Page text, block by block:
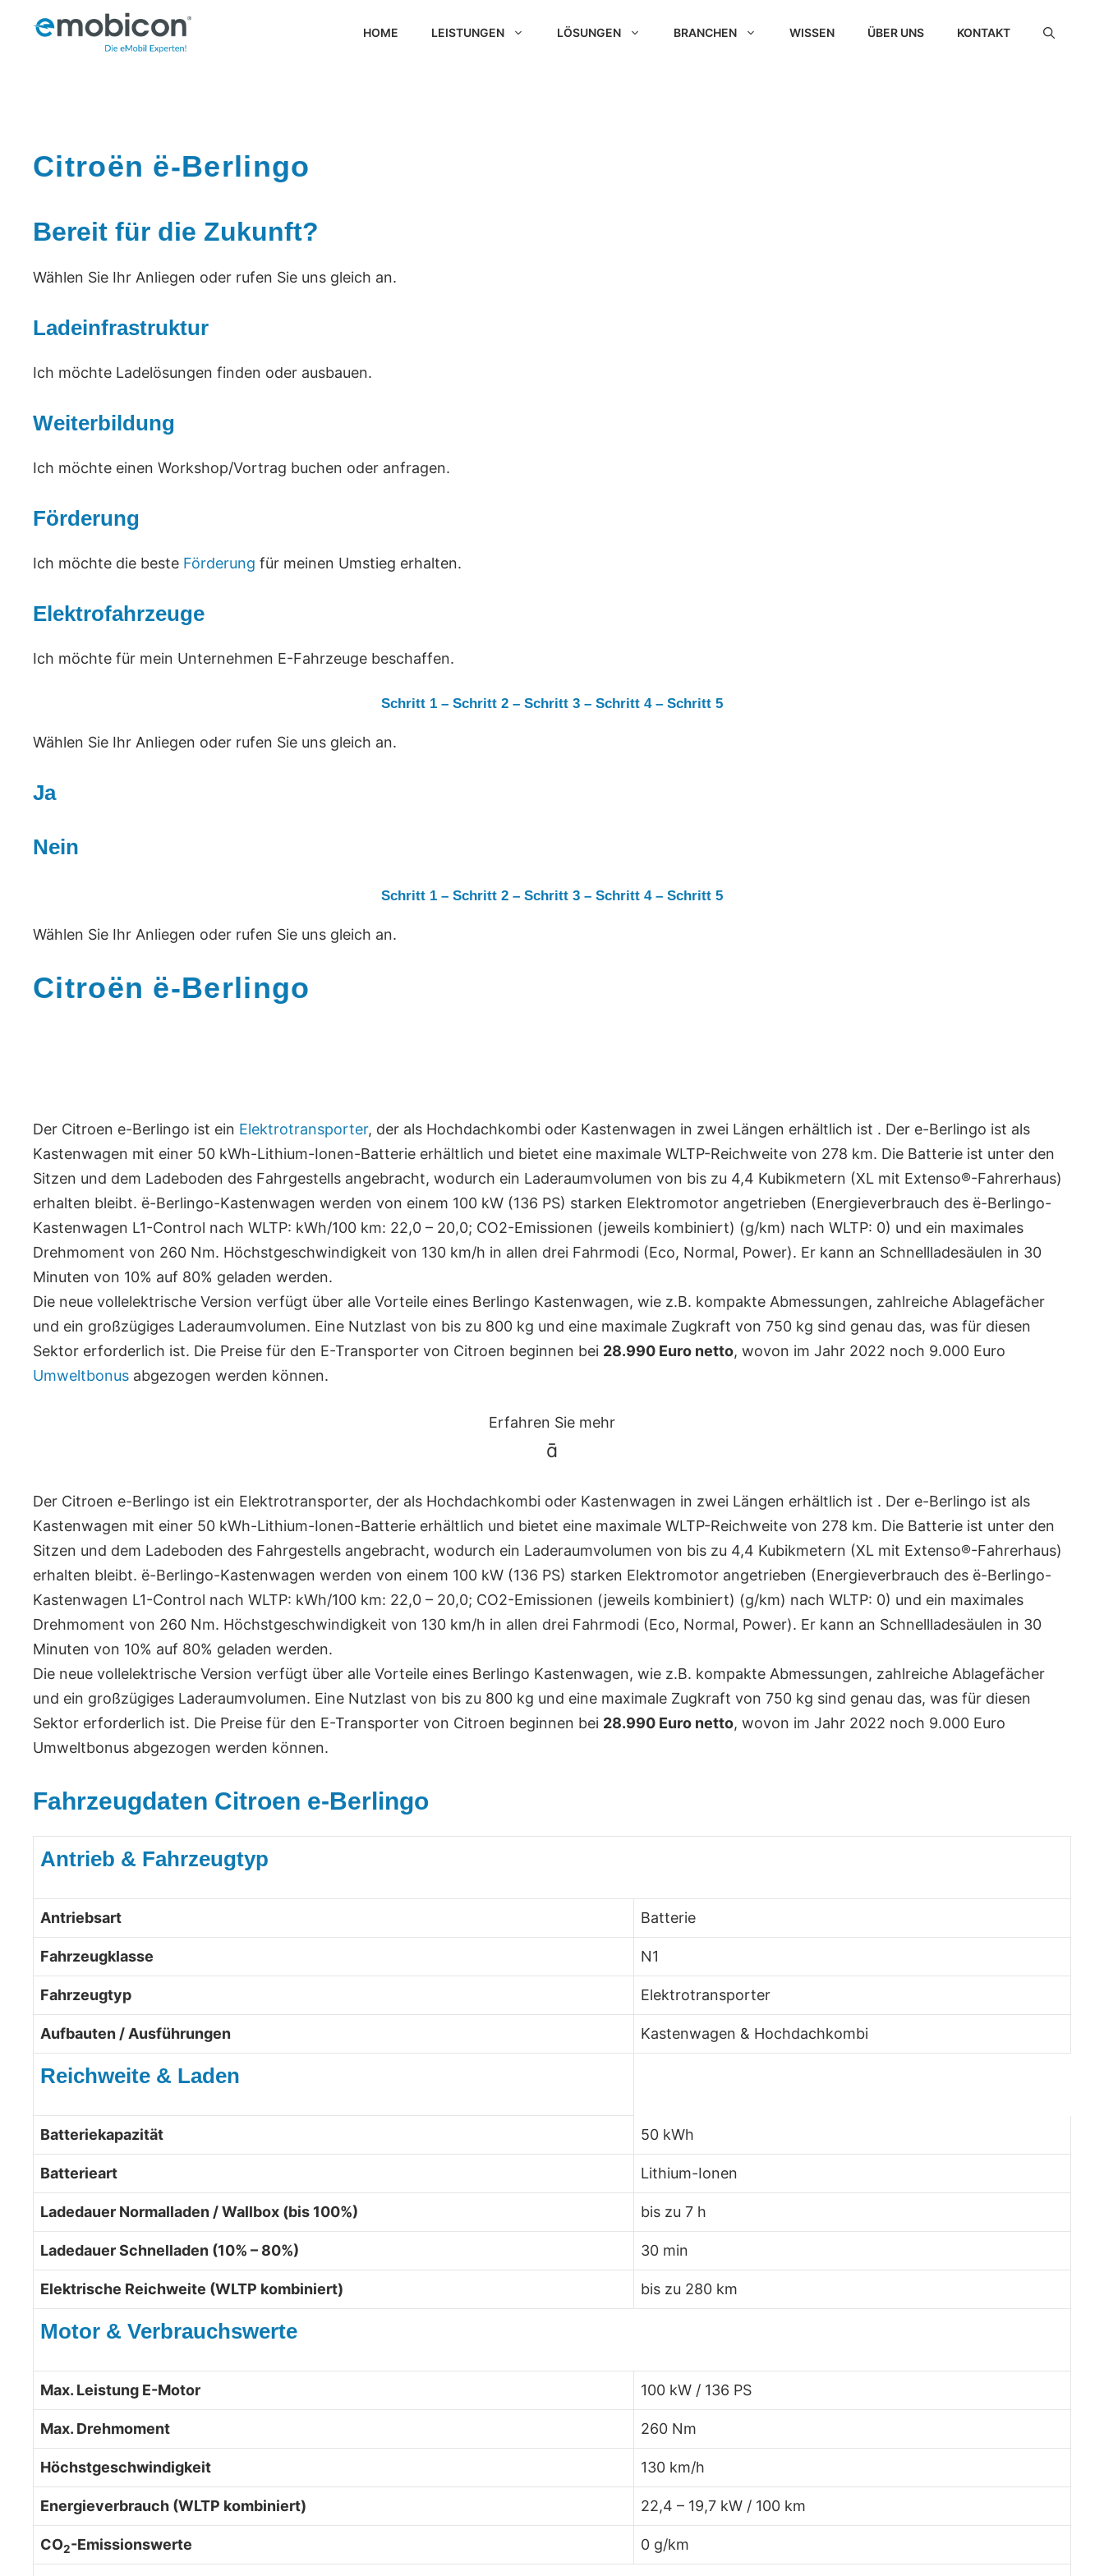
Inhalt
HOME LEISTUNGEN LÖSUNGEN BRANCHEN WISSEN ÜBER UNS KONTAKT
Citroën ë-Berlingo
Bereit für die Zukunft?
Wählen Sie Ihr Anliegen oder rufen Sie uns gleich an.
Ladeinfrastruktur
Ich möchte Ladelösungen finden oder ausbauen.
Weiterbildung
Ich möchte einen Workshop/Vortrag buchen oder anfragen.
Förderung
Ich möchte die beste Förderung für meinen Umstieg erhalten.
Elektrofahrzeuge
Ich möchte für mein Unternehmen E-Fahrzeuge beschaffen.
Schritt 1 – Schritt 2 – Schritt 3 – Schritt 4– Schritt 5
Wählen Sie Ihr Anliegen oder rufen Sie uns gleich an.
Ja
Nein
Schritt 1 – Schritt 2 – Schritt 3 – Schritt 4– Schritt 5
Wählen Sie Ihr Anliegen oder rufen Sie uns gleich an.
Citroën ë-Berlingo
Der Citroen e-Berlingo ist ein Elektrotransporter, der als Hochdachkombi oder Kastenwagen in zwei Längen erhältlich ist . Der e-Berlingo ist als
Kastenwagen mit einer 50 kWh-Lithium-Ionen-Batterie erhältlich und bietet eine maximale WLTP-Reichweite von 278 km. Die Batterie ist unter den
Sitzen und dem Ladeboden des Fahrgestells angebracht, wodurch ein Laderaumvolumen von bis zu 4,4 Kubikmetern (XL mit Extenso®-Fahrerhaus)
erhalten bleibt. ë-Berlingo-Kastenwagen werden von einem 100 kW (136 PS) starken Elektromotor angetrieben (Energieverbrauch des ë-Berlingo-
Kastenwagen L1-Control nach WLTP: kWh/100 km: 22,0 – 20,0; CO2-Emissionen (jeweils kombiniert) (g/km) nach WLTP: 0) und ein maximales
Drehmoment von 260 Nm. Höchstgeschwindigkeit von 130 km/h in allen drei Fahrmodi (Eco, Normal, Power). Er kann an Schnellladesäulen in 30
Minuten von 10% auf 80% geladen werden.
Die neue vollelektrische Version verfügt über alle Vorteile eines Berlingo Kastenwagen, wie z.B. kompakte Abmessungen, zahlreiche Ablagefächer
und ein großzügiges Laderaumvolumen. Eine Nutzlast von bis zu 800 kg und eine maximale Zugkraft von 750 kg sind genau das, was für diesen
Sektor erforderlich ist. Die Preise für den E-Transporter von Citroen beginnen bei 28.990 Euro netto, wovon im Jahr 2022 noch 9.000 Euro
Umweltbonus abgezogen werden können.
Erfahren Sie mehr

Der Citroen e-Berlingo ist ein Elektrotransporter, der als Hochdachkombi oder Kastenwagen in zwei Längen erhältlich ist . Der e-Berlingo ist als
Kastenwagen mit einer 50 kWh-Lithium-Ionen-Batterie erhältlich und bietet eine maximale WLTP-Reichweite von 278 km. Die Batterie ist unter den
Sitzen und dem Ladeboden des Fahrgestells angebracht, wodurch ein Laderaumvolumen von bis zu 4,4 Kubikmetern (XL mit Extenso®-Fahrerhaus)
erhalten bleibt. ë-Berlingo-Kastenwagen werden von einem 100 kW (136 PS) starken Elektromotor angetrieben (Energieverbrauch des ë-Berlingo-
Kastenwagen L1-Control nach WLTP: kWh/100 km: 22,0 – 20,0; CO2-Emissionen (jeweils kombiniert) (g/km) nach WLTP: 0) und ein maximales
Drehmoment von 260 Nm. Höchstgeschwindigkeit von 130 km/h in allen drei Fahrmodi (Eco, Normal, Power). Er kann an Schnellladesäulen in 30
Minuten von 10% auf 80% geladen werden.
Die neue vollelektrische Version verfügt über alle Vorteile eines Berlingo Kastenwagen, wie z.B. kompakte Abmessungen, zahlreiche Ablagefächer
und ein großzügiges Laderaumvolumen. Eine Nutzlast von bis zu 800 kg und eine maximale Zugkraft von 750 kg sind genau das, was für diesen
Sektor erforderlich ist. Die Preise für den E-Transporter von Citroen beginnen bei 28.990 Euro netto, wovon im Jahr 2022 noch 9.000 Euro
Umweltbonus abgezogen werden können.
Fahrzeugdaten Citroen e-Berlingo
Antrieb & Fahrzeugtyp
Antriebsart Batterie
Fahrzeugklasse N1
Fahrzeugtyp Elektrotransporter
Aufbauten / Ausführungen Kastenwagen & Hochdachkombi
Reichweite & Laden
Batteriekapazität 50 kWh
Batterieart Lithium-Ionen
Ladedauer Normalladen / Wallbox (bis 100%) bis zu 7 h
Ladedauer Schnelladen (10% – 80%) 30 min
Elektrische Reichweite (WLTP kombiniert) bis zu 280 km
Motor & Verbrauchswerte
Max. Leistung E-Motor 100 kW / 136 PS
Max. Drehmoment 260 Nm
Höchstgeschwindigkeit 130 km/h
Energieverbrauch (WLTP kombiniert) 22,4 – 19,7 kW / 100 km
CO2-Emissionswerte 0 g/km